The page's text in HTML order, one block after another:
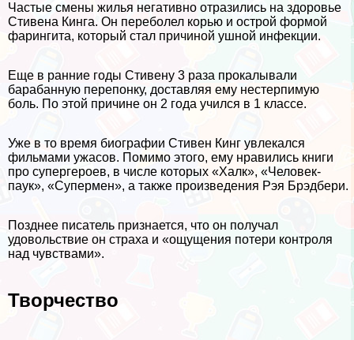
Частые смены жилья негативно отразились на здоровье
Стивена Кинга. Он переболел корью и острой формой
фарингита, который стал причиной ушной инфекции.
Еще в ранние годы Стивену 3 раза прокалывали
баpaбанную перепонку, доставляя ему нестерпимую
боль. По этой причине он 2 года учился в 1 классе.
Уже в то время биографии Стивен Кинг увлекался
фильмами ужасов. Помимо этого, ему нравились книги
про супергероев, в числе которых «Халк», «Человек-
паук», «Супермен», а также произведения Рэя Брэдбери.
Позднее писатель признается, что он получал
удовольствие он стpaxa и «ощущения потери контроля
над чувствами».
Творчество